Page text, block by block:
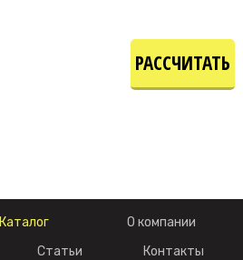
РАССЧИТАТЬ
Каталог
О компании
Статьи
Контакты